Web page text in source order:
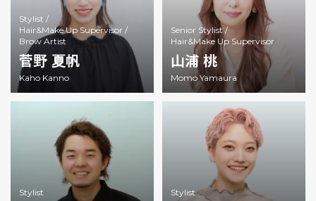
Stylist /
Hair&Make Up Supervisor /
Brow Artist
菅野 夏帆
Kaho Kanno
Senior Stylist /
Hair&Make Up Supervisor
山浦 桃
Momo Yamaura
Stylist Stylist